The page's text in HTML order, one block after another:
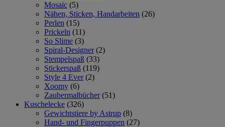
Mosaic (5)
Nähen, Sticken, Handarbeiten (26)
Perlen (15)
Prickeln (11)
So Slime (3)
Spiral-Designer (2)
Stempelspaß (33)
Stickerspaß (119)
Style 4 Ever (2)
Xoomy (6)
Zaubermalbücher (51)
Kuschelecke (326)
Gewichtstiere by Astrup (8)
Hand- und Fingerpuppen (27)